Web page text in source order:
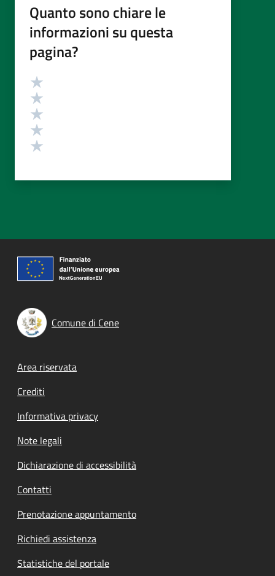
Quanto sono chiare le
informazioni su questa
pagina?
Valutazione
Comune di Cene
Footer menu
Area riservata
Crediti
Informativa privacy
Note legali
Dichiarazione di accessibilità
Contatti
Prenotazione appuntamento
Richiedi assistenza
Statistiche del portale